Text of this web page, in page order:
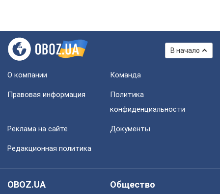
В начало
О компании Команда
Правовая информация
Политика
конфиденциальности
Реклама на сайте Документы
Редакционная политика
OBOZ.UA
Общество